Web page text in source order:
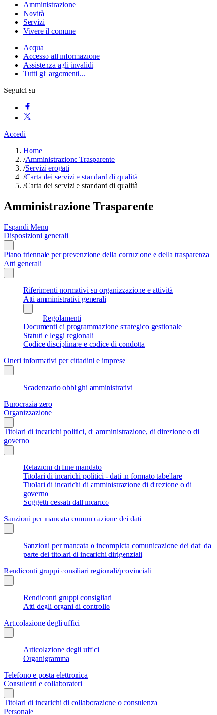
Amministrazione
Novità
Servizi
Vivere il comune
Acqua
Accesso all'informazione
Assistenza agli invalidi
Tutti gli argomenti...
Seguici su
Accedi
Home
/Amministrazione Trasparente
/Servizi erogati
/Carta dei servizi e standard di qualità
/Carta dei servizi e standard di qualità
Amministrazione Trasparente
Espandi Menu
Disposizioni generali
Piano triennale per prevenzione della corruzione e della trasparenza
Atti generali
Riferimenti normativi su organizzazione e attività
Atti amministrativi generali
Regolamenti
Documenti di programmazione strategico gestionale
Statuti e leggi regionali
Codice disciplinare e codice di condotta
Oneri informativi per cittadini e imprese
Scadenzario obblighi amministrativi
Burocrazia zero
Organizzazione
Titolari di incarichi politici, di amministrazione, di direzione o di
governo
Relazioni di fine mandato
Titolari di incarichi politici - dati in formato tabellare
Titolari di incarichi di amministrazione di direzione o di
governo
Soggetti cessati dall'incarico
Sanzioni per mancata comunicazione dei dati
Sanzioni per mancata o incompleta comunicazione dei dati da
parte dei titolari di incarichi dirigenziali
Rendiconti gruppi consiliari regionali/provinciali
Rendiconti gruppi consigliari
Atti degli organi di controllo
Articolazione degli uffici
Articolazione degli uffici
Organigramma
Telefono e posta elettronica
Consulenti e collaboratori
Titolari di incarichi di collaborazione o consulenza
Personale